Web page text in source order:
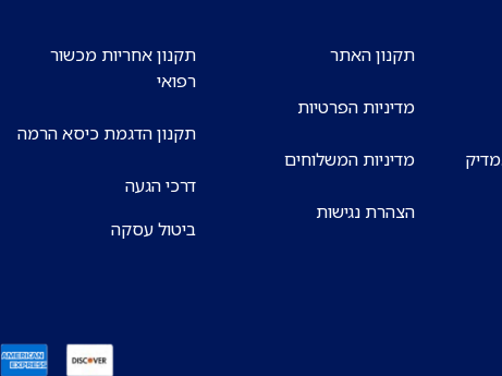
תקנון האתר
מדיניות הפרטיות
מדיניות המשלוחים
הצהרת נגישות
תקנון אחריות מכשור
רפואי
תקנון הדגמת כיסא הרמה
דרכי הגעה
ביטול עסקה